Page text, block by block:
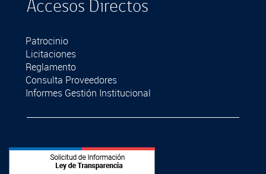
Accesos Directos
Patrocinio
Licitaciones
Reglamento
Consulta Proveedores
Informes Gestión Institucional